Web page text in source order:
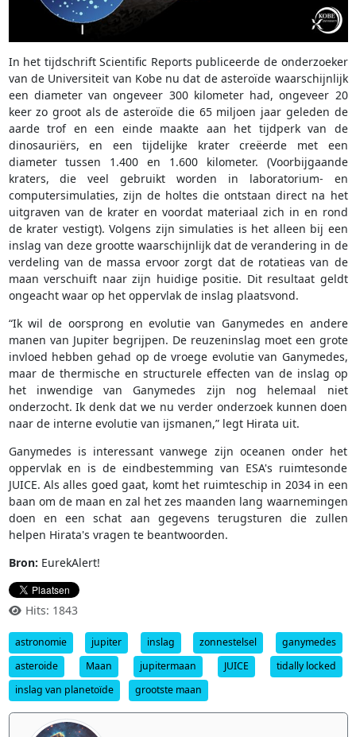
In het tijdschrift Scientific Reports publiceerde de onderzoeker
van de Universiteit van Kobe nu dat de asteroïde waarschijnlijk
een diameter van ongeveer 300 kilometer had, ongeveer 20
keer zo groot als de asteroïde die 65 miljoen jaar geleden de
aarde trof en een einde maakte aan het tijdperk van de
dinosauriërs, en een tijdelijke krater creëerde met een
diameter tussen 1.400 en 1.600 kilometer. (Voorbijgaande
kraters, die veel gebruikt worden in laboratorium- en
computersimulaties, zijn de holtes die ontstaan direct na het
uitgraven van de krater en voordat materiaal zich in en rond
de krater vestigt). Volgens zijn simulaties is het alleen bij een
inslag van deze grootte waarschijnlijk dat de verandering in de
verdeling van de massa ervoor zorgt dat de rotatieas van de
maan verschuift naar zijn huidige positie. Dit resultaat geldt
ongeacht waar op het oppervlak de inslag plaatsvond.
“Ik wil de oorsprong en evolutie van Ganymedes en andere
manen van Jupiter begrijpen. De reuzeninslag moet een grote
invloed hebben gehad op de vroege evolutie van Ganymedes,
maar de thermische en structurele effecten van de inslag op
het inwendige van Ganymedes zijn nog helemaal niet
onderzocht. Ik denk dat we nu verder onderzoek kunnen doen
naar de interne evolutie van ijsmanen,” legt Hirata uit.
Ganymedes is interessant vanwege zijn oceanen onder het
oppervlak en is de eindbestemming van ESA's ruimtesonde
JUICE. Als alles goed gaat, komt het ruimteschip in 2034 in een
baan om de maan en zal het zes maanden lang waarnemingen
doen en een schat aan gegevens terugsturen die zullen
helpen Hirata's vragen te beantwoorden.
Bron: EurekAlert!
Hits: 1843
astronomie jupiter inslag zonnestelsel
ganymedes
asteroide
Maan jupitermaan JUICE
tidally locked
inslag van planetoïde
grootste maan